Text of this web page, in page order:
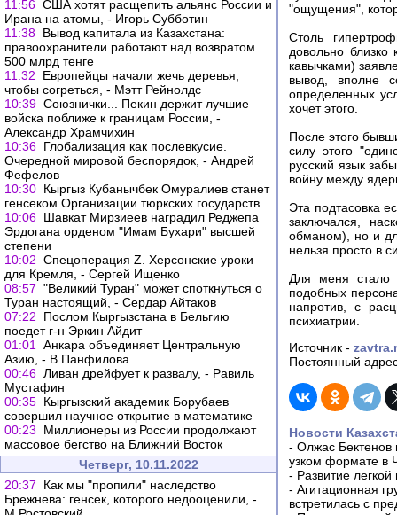
11:56 США хотят расщепить альянс России и
Ирана на атомы, - Игорь Субботин
11:38 Вывод капитала из Казахстана:
правоохранители работают над возвратом
500 млрд тенге
11:32
Европейцы начали жечь деревья,
чтобы согреться, - Мэтт Рейнолдс
10:39 Союзнички... Пекин держит лучшие
войска поближе к границам России, -
Александр Храмчихин
10:36 Глобализация как послевкусие.
Очередной мировой беспорядок, - Андрей
Фефелов
10:30 Кыргыз Кубанычбек Омуралиев станет
генсеком Организации тюркских государств
10:06 Шавкат Мирзиеев наградил Реджепа
Эрдогана орденом "Имам Бухари" высшей
степени
10:02 Спецоперация Z. Херсонские уроки
для Кремля, - Сергей Ищенко
08:57 "Великий Туран" может споткнуться о
Туран настоящий, - Сердар Айтаков
07:22
Послом Кыргызстана в Бельгию
поедет г-н Эркин Айдит
01:01
Анкара объединяет Центральную
Азию, - В.Панфилова
00:46 Ливан дрейфует к развалу, - Равиль
Мустафин
00:35 Кыргызский академик Борубаев
совершил научное открытие в математике
00:23
Миллионеры из России продолжают
массовое бегство на Ближний Восток
Четверг, 10.11.2022
20:37
Как мы "пропили" наследство
Брежнева: генсек, которого недооценили, -
"ощущения",
Столь
довольно
кавычками)
вывод, вполне
определенных
хочет этого.
После этого
силу этого
русский язык
войну между
Эта подтасовка
заключался,
обманом), но и
нельзя просто в
Для меня стало
подобных
напротив, с
психиатрии.
Источник -
Постоянный
Новости
- Олжас Бектенов
узком формате в
- Развитие
- Агитационная
встретилась с